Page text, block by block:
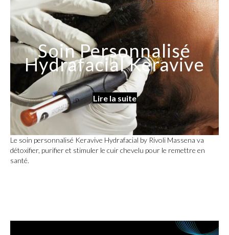
Soin Personnalisé
Hydrafacial Keravive
Le soin personnalisé Keravive Hydrafacial by Rivoli Massena va
détoxifier, purifier et stimuler le cuir chevelu pour le remettre en
santé.
Lire la suite